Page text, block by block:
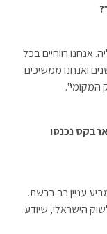
אנחנו רווחיים בכל
ואנחנו ממשיכים
המקומי".
נכנסו
עניין רב ברשת.
הישראלי, שיודע